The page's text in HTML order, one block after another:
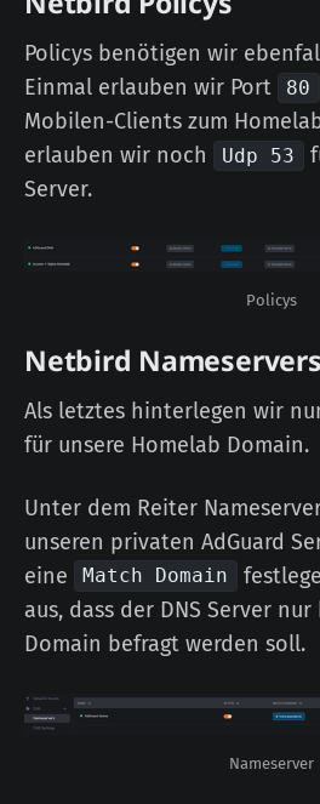
Policys benötigen wir
Einmal erlauben wir Port
80
Mobilen-Clients zum
erlauben wir noch
Udp 53
Server.
Policys
Netbird Nameservers
Als letztes hinterlegen wir
für unsere Homelab Domain.
Unter dem Reiter
unseren privaten AdGuard
eine
Match Domain
aus, dass der DNS Server
Domain befragt werden soll.
Nameserver